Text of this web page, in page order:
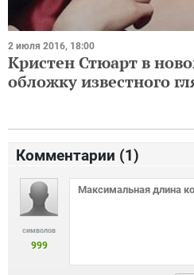
2 июля 2016, 18:00
Кристен Стюарт в
обложку известного
Комментарии (1)
символов
999